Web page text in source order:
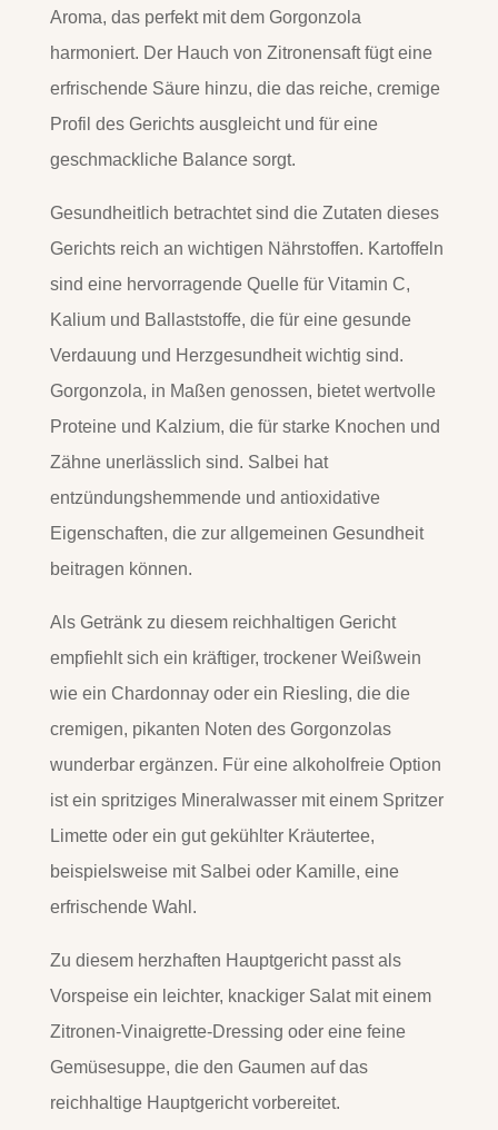
Aroma, das perfekt mit dem Gorgonzola
harmoniert. Der Hauch von Zitronensaft fügt eine
erfrischende Säure hinzu, die das reiche, cremige
Profil des Gerichts ausgleicht und für eine
geschmackliche Balance sorgt.
Gesundheitlich betrachtet sind die Zutaten dieses
Gerichts reich an wichtigen Nährstoffen. Kartoffeln
sind eine hervorragende Quelle für Vitamin C,
Kalium und Ballaststoffe, die für eine gesunde
Verdauung und Herzgesundheit wichtig sind.
Gorgonzola, in Maßen genossen, bietet wertvolle
Proteine und Kalzium, die für starke Knochen und
Zähne unerlässlich sind. Salbei hat
entzündungshemmende und antioxidative
Eigenschaften, die zur allgemeinen Gesundheit
beitragen können.
Als Getränk zu diesem reichhaltigen Gericht
empfiehlt sich ein kräftiger, trockener Weißwein
wie ein Chardonnay oder ein Riesling, die die
cremigen, pikanten Noten des Gorgonzolas
wunderbar ergänzen. Für eine alkoholfreie Option
ist ein spritziges Mineralwasser mit einem Spritzer
Limette oder ein gut gekühlter Kräutertee,
beispielsweise mit Salbei oder Kamille, eine
erfrischende Wahl.
Zu diesem herzhaften Hauptgericht passt als
Vorspeise ein leichter, knackiger Salat mit einem
Zitronen-Vinaigrette-Dressing oder eine feine
Gemüsesuppe, die den Gaumen auf das
reichhaltige Hauptgericht vorbereitet.